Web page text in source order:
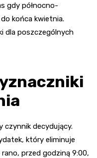
gdy północno-
końca kwietnia.
dla poszczególnych
czynnik decydujący.
który eliminuje
przed godziną 9:00,